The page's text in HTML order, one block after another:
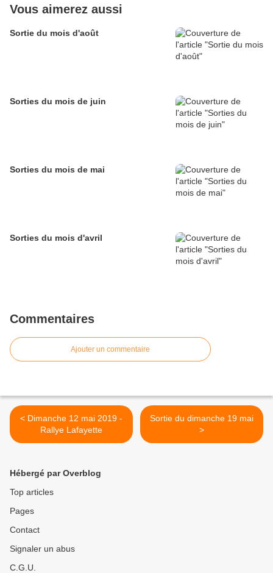
Vous aimerez aussi
Sortie du mois d'août
Sorties du mois de juin
Sorties du mois de mai
Sorties du mois d'avril
Commentaires
Ajouter un commentaire
< Dimanche 12 mai 2019 -
Rallye Lafayette
Sortie du dimanche 19 mai
>
Hébergé par Overblog
Top articles
Pages
Contact
Signaler un abus
C.G.U.